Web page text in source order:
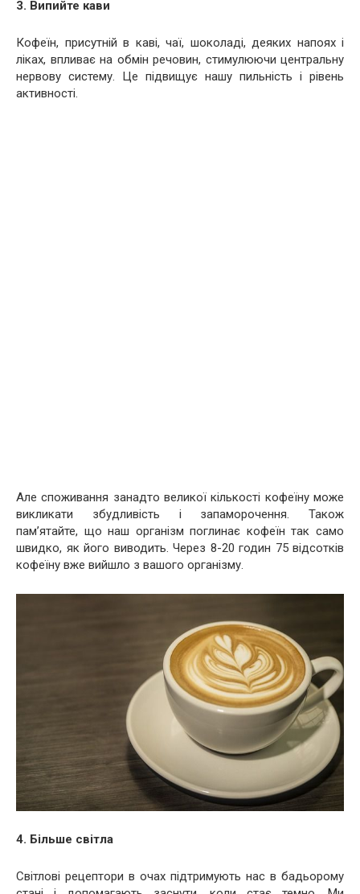
3. Випийте кави
Кофеїн, присутній в каві, чаї, шоколаді, деяких напоях і
ліках, впливає на обмін речовин, стимулюючи центральну
нервову систему. Це підвищує нашу пильність і рівень
активності.
Але споживання занадто великої кількості кофеїну може
викликати збудливість і запаморочення. Також
пам’ятайте, що наш організм поглинає кофеїн так само
швидко, як його виводить. Через 8-20 годин 75 відсотків
кофеїну вже вийшло з вашого організму.
4. Більше світла
Світлові рецептори в очах підтримують нас в бадьорому